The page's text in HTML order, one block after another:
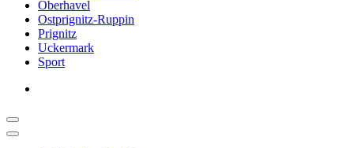
Oberhavel
Ostprignitz-Ruppin
Prignitz
Uckermark
Sport